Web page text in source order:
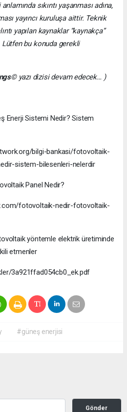
sıkıntı yaşanması adına,
yayıncı kuruluşa aittir. Teknik
yapılan kaynaklar “kaynakça”
Lütfen bu konuda gerekli
© yazı dizisi devam edecek… )
Enerji Sistemi Nedir? Sistem
bilgi-bankasi/fotovoltaik-
sistem-bilesenleri-nelerdir
Panel Nedir?
fotovoltaik-nedir-fotovoltaik-
yöntemle elektrik üretiminde
etmenler
3a921ffad054cb0_ek.pdf
#güneş enerjisi
Gönder